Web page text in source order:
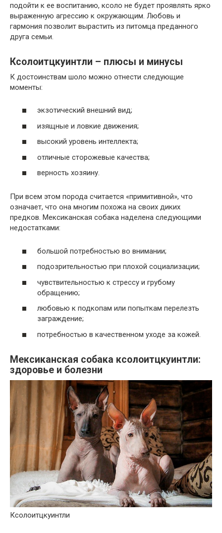
подойти к ее воспитанию, ксоло не будет проявлять ярко
выраженную агрессию к окружающим. Любовь и
гармония позволит вырастить из питомца преданного
друга семьи.
Ксолоитцкуинтли – плюсы и минусы
К достоинствам шоло можно отнести следующие
моменты:
экзотический внешний вид;
изящные и ловкие движения;
высокий уровень интеллекта;
отличные сторожевые качества;
верность хозяину.
При всем этом порода считается «примитивной», что
означает, что она многим похожа на своих диких
предков. Мексиканская собака наделена следующими
недостатками:
большой потребностью во внимании;
подозрительностью при плохой социализации;
чувствительностью к стрессу и грубому
обращению;
любовью к подкопам или попыткам перелезть
заграждение;
потребностью в качественном уходе за кожей.
Мексиканская собака ксолоитцкуинтли:
здоровье и болезни
Ксолоитцкуинтли